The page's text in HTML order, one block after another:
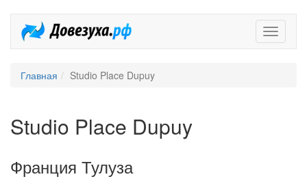
Главная Studio Place Dupuy
Studio Place Dupuy
Франция Тулуза